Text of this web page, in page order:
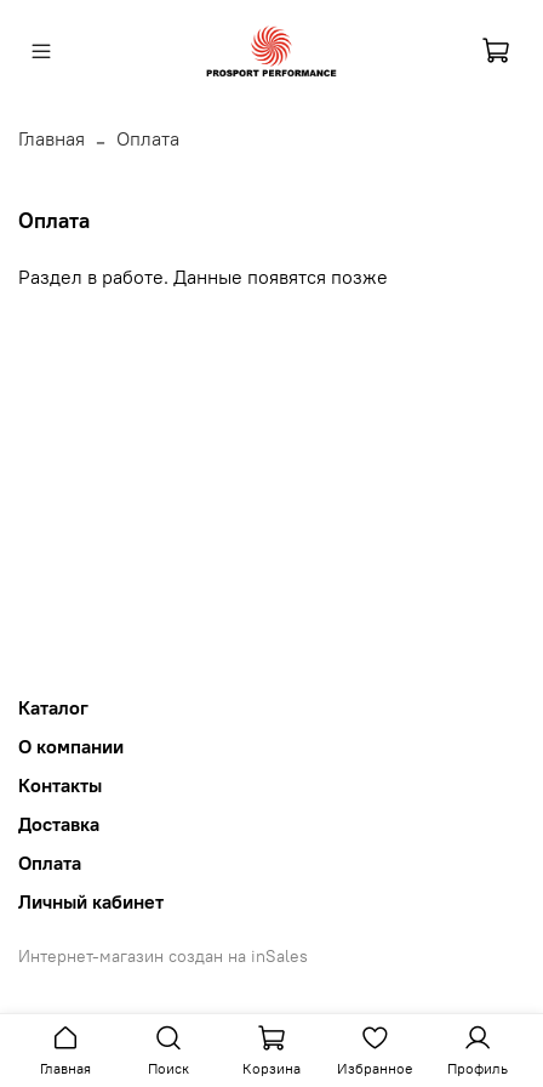
Главная Оплата
Оплата
Раздел в работе. Данные появятся позже
Каталог
О компании
Контакты
Доставка
Оплата
Личный кабинет
Интернет-магазин создан на inSales
Главная Поиск Корзина Избранное Профиль